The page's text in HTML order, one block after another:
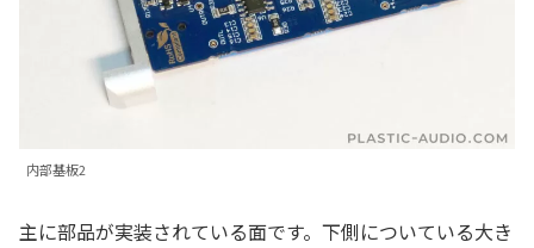
内部基板2
主に部品が実装されている面です。下側についている大き